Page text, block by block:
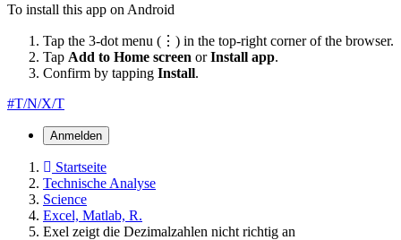
To install this app on Android
Tap the 3-dot menu (⋮) in the top-right corner of the browser.
Tap Add to Home screen orInstall app.
Confirm by tapping Install.
#T/N/X/T
Anmelden
Startseite
Technische Analyse
Science
Excel, Matlab, R.
Exel zeigt die Dezimalzahlen nicht richtig an